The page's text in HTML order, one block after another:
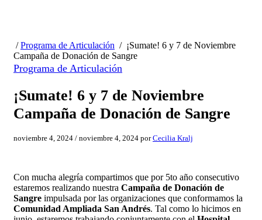
/Programa de Articulación / ¡Sumate! 6 y 7 de Noviembre
Campaña de Donación de Sangre
Programa de Articulación
¡Sumate! 6 y 7 de Noviembre
Campaña de Donación de Sangre
noviembre 4, 2024 / noviembre 4, 2024 porCecilia Kralj
Con mucha alegría compartimos que por 5to año consecutivo
estaremos realizando nuestra Campaña de Donación de
Sangre impulsada por las organizaciones que conformamos la
Comunidad Ampliada San Andrés. Tal como lo hicimos en